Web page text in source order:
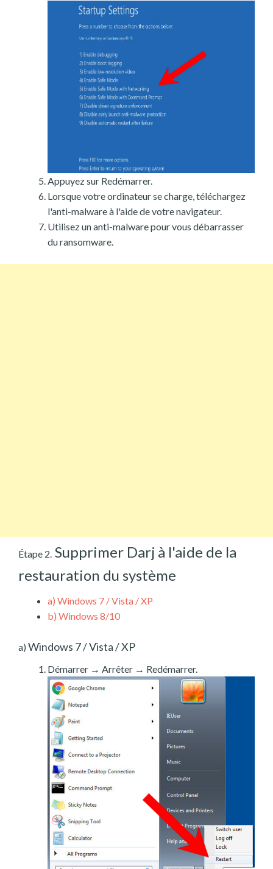
Appuyez sur Redémarrer.
Lorsque votre ordinateur se charge, téléchargez
l'anti-malware à l'aide de votre navigateur.
Utilisez un anti-malware pour vous débarrasser
du ransomware.
Étape 2. Supprimer Darj à l'aide de la
restauration du système
a) Windows 7 / Vista / XP
b) Windows 8/10
a) Windows 7 / Vista / XP
Démarrer → Arrêter → Redémarrer.